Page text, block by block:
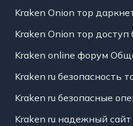
Kraken Onion тор
Kraken Onion тор доступ
Kraken online форум
Kraken ru безопасность
Kraken ru безопасные
Kraken ru надежный сайт